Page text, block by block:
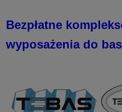
Bezpłatne
wyposażenia do